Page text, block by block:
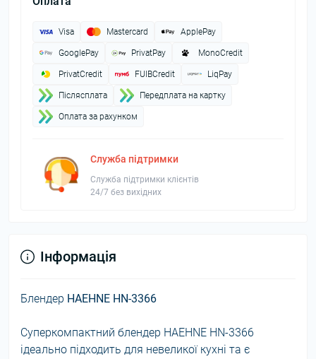
Visa Mastercard ApplePay
GooglePay PrivatPay MonoCredit
PrivatCredit FUIBCredit LiqPay
Пiслясплата Передплата на картку
Оплата за рахунком
Служба підтримки
Служба підтримки клієнтів
24/7 без вихідних
Інформація
Блендер HAEHNE HN-3366
Суперкомпактний блендер HAEHNE HN-3366
ідеально підходить для невеликої кухні та є